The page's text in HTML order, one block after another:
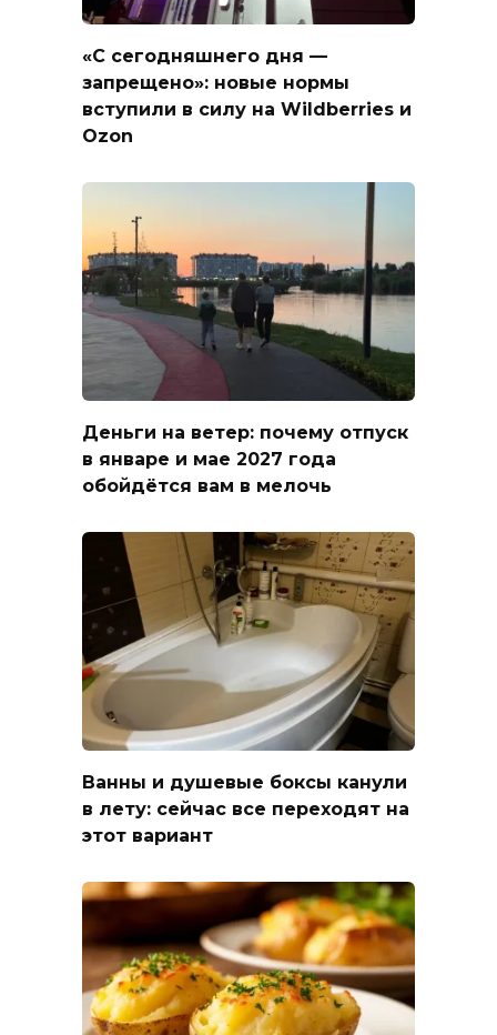
«С сегодняшнего дня —
запрещено»: новые нормы
вступили в силу на Wildberries и
Ozon
Деньги на ветер: почему отпуск
в январе и мае 2027 года
обойдётся вам в мелочь
Ванны и душевые боксы канули
в лету: сейчас все переходят на
этот вариант